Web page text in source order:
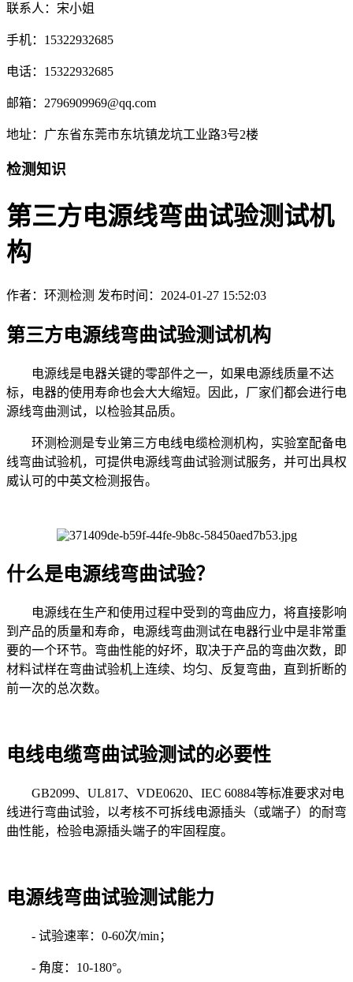
联系人：宋小姐
手机：15322932685
电话：15322932685
邮箱：2796909969@qq.com
地址：广东省东莞市东坑镇龙坑工业路3号2楼
检测知识
第三方电源线弯曲试验测试机
构
作者：环测检测 发布时间：2024-01-27 15:52:03
第三方电源线弯曲试验测试机构
电源线是电器关键的零部件之一，如果电源线质量不达
标，电器的使用寿命也会大大缩短。因此，厂家们都会进行电
源线弯曲测试，以检验其品质。
环测检测是专业第三方电线电缆检测机构，实验室配备电
线弯曲试验机，可提供电源线弯曲试验测试服务，并可出具权
威认可的中英文检测报告。
什么是电源线弯曲试验？
电源线在生产和使用过程中受到的弯曲应力，将直接影响
到产品的质量和寿命，电源线弯曲测试在电器行业中是非常重
要的一个环节。弯曲性能的好坏，取决于产品的弯曲次数，即
材料试样在弯曲试验机上连续、均匀、反复弯曲，直到折断的
前一次的总次数。
电线电缆弯曲试验测试的必要性
GB2099、UL817、VDE0620、IEC 60884等标准要求对电
线进行弯曲试验，以考核不可拆线电源插头（或端子）的耐弯
曲性能，检验电源插头端子的牢固程度。
电源线弯曲试验测试能力
- 试验速率：0-60次/min；
- 角度：10-180°。